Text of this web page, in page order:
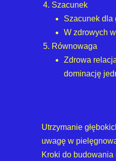
Szacunek
Szacunek dla
W zdrowych
Równowaga
Zdrowa
dominację
Utrzymanie
uwagę w
Kroki do